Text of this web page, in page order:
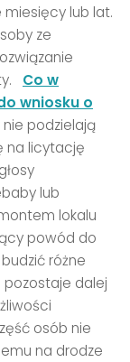
lub lat.
ze
Co w
wniosku o
podzielają
na licytację
lub
lokalu
powód do
różne
dalej
osób nie
na drodze